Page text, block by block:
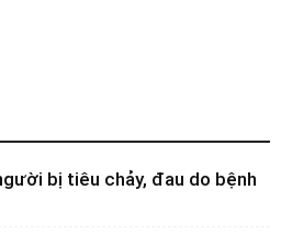
bị tiêu chảy, đau do bệnh